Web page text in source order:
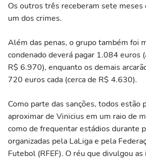
Os outros três receberam sete meses
um dos crimes.
Além das penas, o grupo também foi
condenado deverá pagar 1.084 euros
R$ 6.970), enquanto os demais
720 euros cada (cerca de R$ 4.630).
Como parte das sanções, todos estão
aproximar de Vinicius em um raio de
como de frequentar estádios durante
organizadas pela LaLiga e pela
Futebol (RFEF). O réu que divulgou